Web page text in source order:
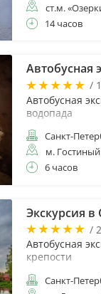
ст.м.
14 часов
Автобусная
/
Автобусная
водопада
Санкт-
м.
6 часов
Экскурсия в
/
Автобусная
крепости
Санкт-